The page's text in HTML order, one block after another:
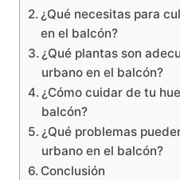
¿Qué necesitas para
en el balcón?
¿Qué plantas son
urbano en el balcón?
¿Cómo cuidar de tu
balcón?
¿Qué problemas
urbano en el balcón?
Conclusión